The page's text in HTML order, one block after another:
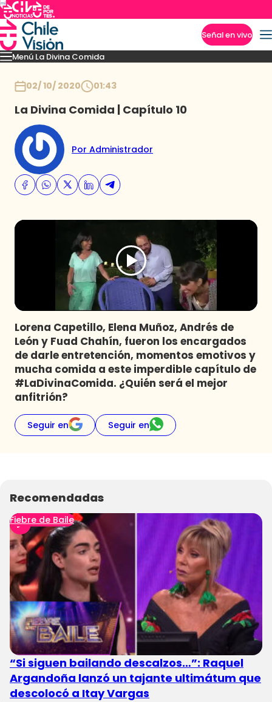
Señal en vivo
Menú La Divina Comida
Momentos Novedades Recetas Temporadas anteriores
02/ 10/ 2020 01:43
La Divina Comida | Capítulo 10
Por Administrador
Lorena Capetillo, Elena Muñoz, Andrés de
León y Fuad Chahín, fueron los encargados
de darle entretención, momentos emotivos y
mucha comida a este imperdible capítulo de
#LaDivinaComida. ¿Quién será el mejor
anfitrión?
Seguir en Seguir en
Recomendadas
Fiebre de Baile
“Si siguen bailando descalzos…”: Raquel
Argandoña lanzó un tajante ultimátum que
descolocó a Itay Vargas
Imperdibles
Programas
Club De La Comedia
Contigo en Directo
Plan Perfecto
El Tiempo
Sabingo
Todos Los Programas